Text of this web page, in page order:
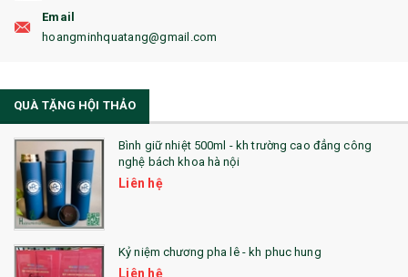
19. ĐỒNG HỒ TREO TƯỜNG
22. ĐỒNG HỒ ĐỂ BÀN
23. QÙA TẶNG ĐỘC ĐÁO
24. QÙA TẶNG PHA LÊ
25. QUÀ TẶNG GLASSLOCK
26. QUÀ TẶNG LUMINARC
Email
hoangminhquatang@gmail.com
QUÀ TẶNG HỘI THẢO
Bình giữ nhiệt 500ml - kh trường cao đẳng công
nghệ bách khoa hà nội
Liên hệ
Kỷ niệm chương pha lê - kh phuc hung
Liên hệ